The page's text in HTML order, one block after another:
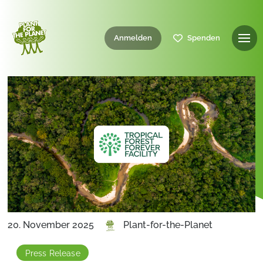
Anmelden Spenden
20. November 2025 Plant-for-the-Planet
Press Release